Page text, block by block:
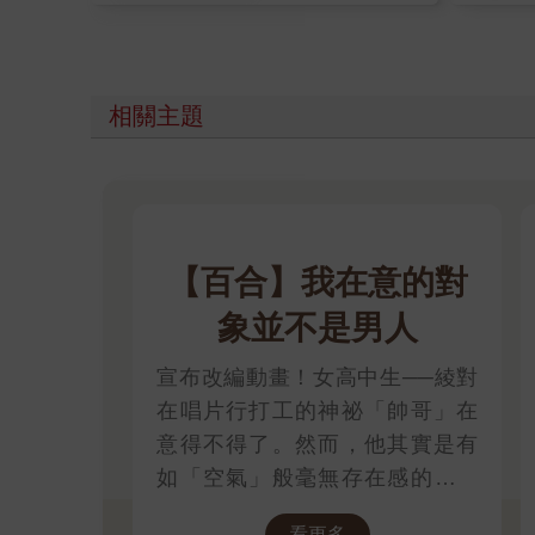
相關主題
【百合】我在意的對
象並不是男人
宣布改編動畫！女高中生──綾對
在唱片行打工的神祕「帥哥」在
意得不得了。然而，他其實是有
如「空氣」般毫無存在感的同學
──美月，兩人的相遇將從誤解開